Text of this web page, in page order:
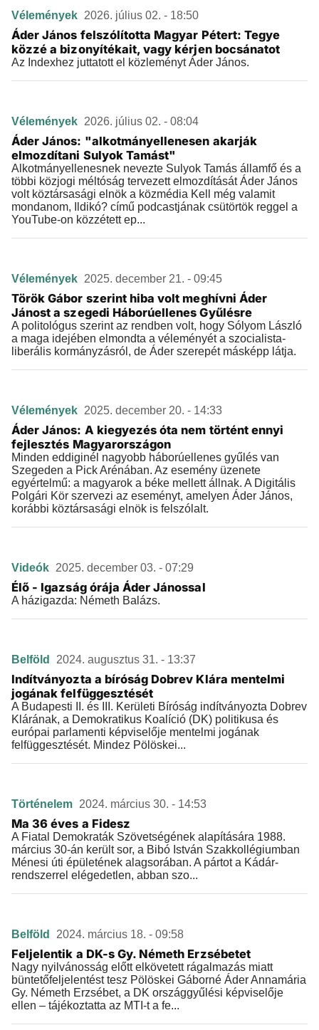
Vélemények 2026. július 02. - 18:50
Áder János felszólította Magyar Pétert: Tegye
közzé a bizonyítékait, vagy kérjen bocsánatot
Az Indexhez juttatott el közleményt Áder János.
Vélemények 2026. július 02. - 08:04
Áder János: "alkotmányellenesen akarják
elmozdítani Sulyok Tamást"
Alkotmányellenesnek nevezte Sulyok Tamás államfő és a
többi közjogi méltóság tervezett elmozdítását Áder János
volt köztársasági elnök a közmédia Kell még valamit
mondanom, Ildikó? című podcastjának csütörtök reggel a
YouTube-on közzétett ep...
Vélemények 2025. december 21. - 09:45
Török Gábor szerint hiba volt meghívni Áder
Jánost a szegedi Háborúellenes Gyűlésre
A politológus szerint az rendben volt, hogy Sólyom László
a maga idejében elmondta a véleményét a szocialista-
liberális kormányzásról, de Áder szerepét másképp látja.
Vélemények 2025. december 20. - 14:33
Áder János: A kiegyezés óta nem történt ennyi
fejlesztés Magyarországon
Minden eddiginél nagyobb háborúellenes gyűlés van
Szegeden a Pick Arénában. Az esemény üzenete
egyértelmű: a magyarok a béke mellett állnak. A Digitális
Polgári Kör szervezi az eseményt, amelyen Áder János,
korábbi köztársasági elnök is felszólalt.
Videók 2025. december 03. - 07:29
Élő - Igazság órája Áder Jánossal
A házigazda: Németh Balázs.
Belföld 2024. augusztus 31. - 13:37
Indítványozta a bíróság Dobrev Klára mentelmi
jogának felfüggesztését
A Budapesti II. és III. Kerületi Bíróság indítványozta Dobrev
Klárának, a Demokratikus Koalíció (DK) politikusa és
európai parlamenti képviselője mentelmi jogának
felfüggesztését. Mindez Pölöskei...
Történelem 2024. március 30. - 14:53
Ma 36 éves a Fidesz
A Fiatal Demokraták Szövetségének alapítására 1988.
március 30-án került sor, a Bibó István Szakkollégiumban
Ménesi úti épületének alagsorában. A pártot a Kádár-
rendszerrel elégedetlen, abban szo...
Belföld 2024. március 18. - 09:58
Feljelentik a DK-s Gy. Németh Erzsébetet
Nagy nyilvánosság előtt elkövetett rágalmazás miatt
büntetőfeljelentést tesz Pölöskei Gáborné Áder Annamária
Gy. Németh Erzsébet, a DK országgyűlési képviselője
ellen – tájékoztatta az MTI-t a fe...